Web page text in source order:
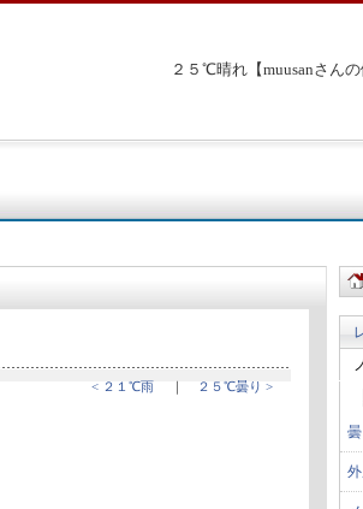
２５℃晴れ【muusanさん
< ２１℃雨 ｜ ２５℃曇り >
曇